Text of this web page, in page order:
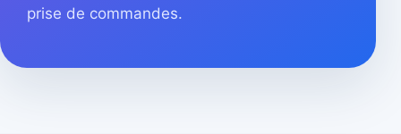
prise de commandes.